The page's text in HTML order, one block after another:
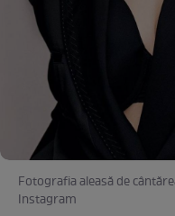
Fotografia aleasă de
Instagram